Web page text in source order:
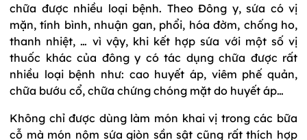
chữa được nhiều loại bệnh. Theo Đông y, sứa có vị
mặn, tính bình, nhuận gan, phổi, hóa đờm, chống ho,
thanh nhiệt, … vì vậy, khi kết hợp sứa với một số vị
thuốc khác của đông y có tác dụng chữa được rất
nhiều loại bệnh như: cao huyết áp, viêm phế quản,
chữa bướu cổ, chữa chứng chóng mặt do huyết áp…
Không chỉ được dùng làm món khai vị trong các bữa
cỗ mà món nộm sứa giòn sần sật cũng rất thích hợp